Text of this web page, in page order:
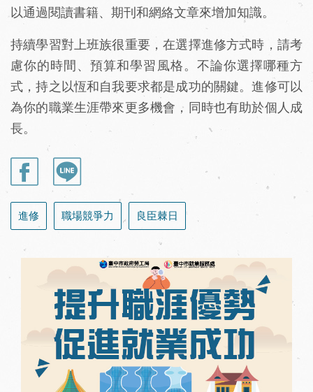
以通過閱讀書籍、期刊和網絡文章來增加知識。
持續學習對上班族很重要，在選擇進修方式時，請考
慮你的時間、預算和學習風格。不論你選擇哪種方
式，持之以恆和自我要求都是成功的關鍵。進修可以
為你的職業生涯帶來更多機會，同時也有助於個人成
長。
進修 職場競爭力 良臣棘日